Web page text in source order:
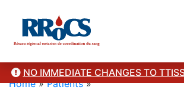
NO IMMEDIATE CHANGES TO
Home»Patients»